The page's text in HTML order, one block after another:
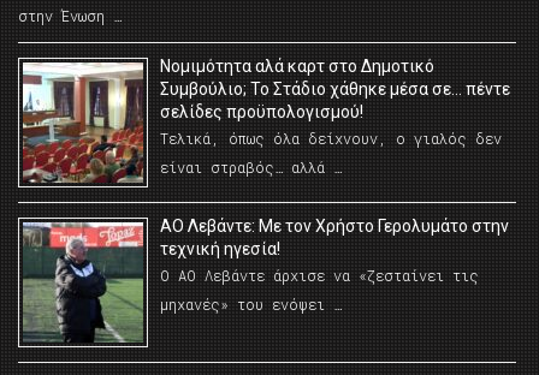
στην Ένωση …
Νομιμότητα αλά καρτ στο Δημοτικό
Συμβούλιο; Το Στάδιο χάθηκε μέσα σε… πέντε
σελίδες προϋπολογισμού!
Τελικά, όπως όλα δείχνουν, ο γιαλός δεν
είναι στραβός… αλλά …
ΑΟ Λεβάντε: Με τον Χρήστο Γερολυμάτο στην
τεχνική ηγεσία!
Ο ΑΟ Λεβάντε άρχισε να «ζεσταίνει τις
μηχανές» του ενόψει …